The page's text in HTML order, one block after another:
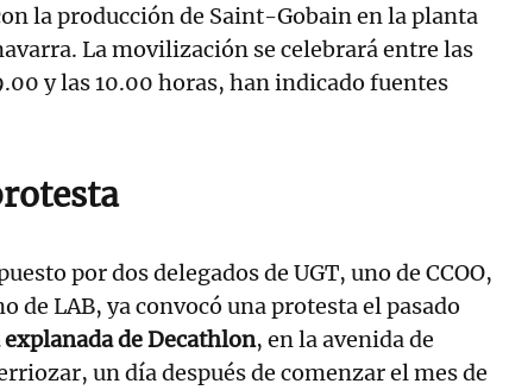
la producción de Saint-Gobain en la planta
La movilización se celebrará entre las
y las 10.00 horas, han indicado fuentes
por dos delegados de UGT, uno de CCOO,
de LAB, ya convocó una protesta el pasado
explanada de Decathlon, en la avenida de
un día después de comenzar el mes de